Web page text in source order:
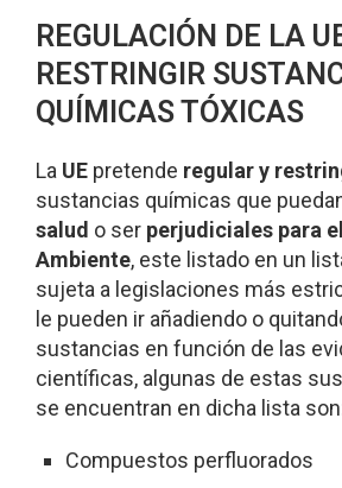
REGULACIÓN DE LA
RESTRINGIR
QUÍMICAS TÓXICAS
La UE pretende regular y
sustancias químicas que
salud o ser perjudiciales para
Ambiente, este listado en un
sujeta a legislaciones más
le pueden ir añadiendo o
sustancias en función de las
científicas, algunas de estas
se encuentran en dicha lista
Compuestos perfluorados